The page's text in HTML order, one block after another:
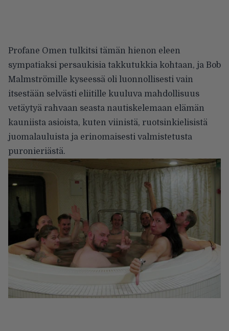
Profane Omen tulkitsi tämän hienon eleen
sympatiaksi persaukisia takkutukkia kohtaan, ja Bob
Malmströmille kyseessä oli luonnollisesti vain
itsestään selvästi eliitille kuuluva mahdollisuus
vetäytyä rahvaan seasta nautiskelemaan elämän
kauniista asioista, kuten viinistä, ruotsinkielisistä
juomalauluista ja erinomaisesti valmistetusta
puronieriästä.